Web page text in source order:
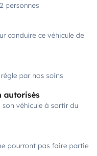
personnes
conduire ce véhicule de
par nos soins
autorisés
véhicule à sortir du
pourront pas faire partie